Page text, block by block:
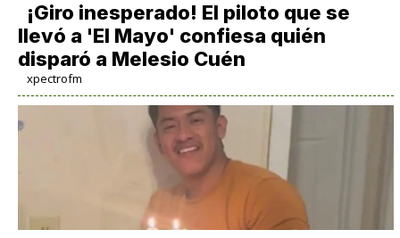
¡Giro inesperado! El piloto que se
llevó a 'El Mayo' confiesa quién
disparó a Melesio Cuén
xpectrofm